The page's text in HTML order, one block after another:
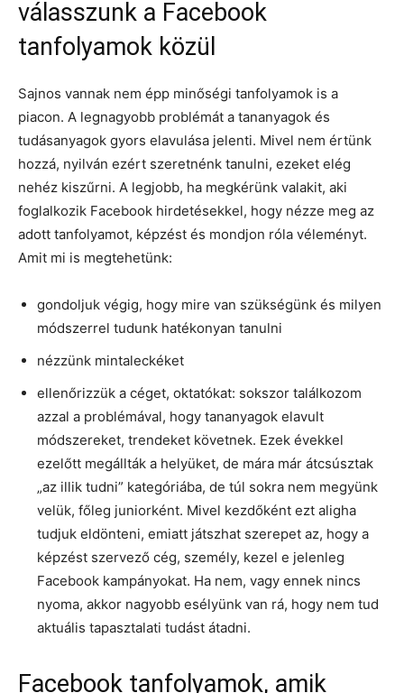
válasszunk a Facebook
tanfolyamok közül
Sajnos vannak nem épp minőségi tanfolyamok is a
piacon. A legnagyobb problémát a tananyagok és
tudásanyagok gyors elavulása jelenti. Mivel nem értünk
hozzá, nyilván ezért szeretnénk tanulni, ezeket elég
nehéz kiszűrni. A legjobb, ha megkérünk valakit, aki
foglalkozik Facebook hirdetésekkel, hogy nézze meg az
adott tanfolyamot, képzést és mondjon róla véleményt.
Amit mi is megtehetünk:
gondoljuk végig, hogy mire van szükségünk és milyen
módszerrel tudunk hatékonyan tanulni
nézzünk mintaleckéket
ellenőrizzük a céget, oktatókat: sokszor találkozom
azzal a problémával, hogy tananyagok elavult
módszereket, trendeket követnek. Ezek évekkel
ezelőtt megállták a helyüket, de mára már átcsúsztak
„az illik tudni” kategóriába, de túl sokra nem megyünk
velük, főleg juniorként. Mivel kezdőként ezt aligha
tudjuk eldönteni, emiatt játszhat szerepet az, hogy a
képzést szervező cég, személy, kezel e jelenleg
Facebook kampányokat. Ha nem, vagy ennek nincs
nyoma, akkor nagyobb esélyünk van rá, hogy nem tud
aktuális tapasztalati tudást átadni.
Facebook tanfolyamok, amik